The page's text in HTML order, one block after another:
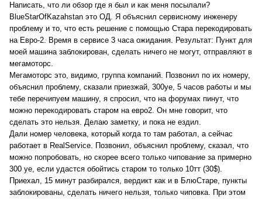
Написать, что ли обзор где я был и как меня посылали?
BlueStarOfKazahstan это ОД. Я объяснил сервисному инженеру
проблему и то, что есть решение с помощью Стара перекодировать
на Евро-2. Время в сервисе 3 часа ожидания. Результат: Пункт для
моей машина заблокирован, сделать ничего не могут, отправляют в
мегамоторс.
Мегамоторс это, видимо, группа компаний. Позвонил по их номеру,
объяснил проблему, сказали приезжай, 300уе, 5 часов работы и мы
тебе перечипуем машину, я спросил, что на форумах пинут, что
можно перекодировать старом на евро2. Он мне говорит, что
сделать это нельзя. Делаю заметку, и пока не ездил.
Дали номер человека, который когда то там работал, а сейчас
работает в RealService. Позвонил, объяснил проблему, сказал, что
можно попробовать, но скорее всего только чипование за примерно
300 уе, если удастся обойтись старом то только 10тт (30$).
Приехал, 15 минут разбирался, вердикт как и в БлюСтаре, пункты
заблокированы, сделать ничего нельзя, только чиповка. При этом